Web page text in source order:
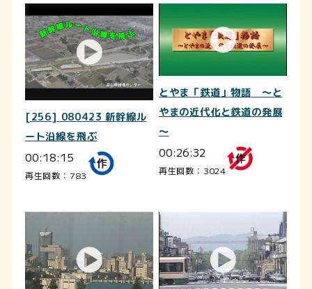
[256] 080423 新幹線ル
ート沿線を飛ぶ
00:18:15
再生回数：783
とやま「鉄道」物語 ～と
やまの近代化と鉄道の発展
～
00:26:32
再生回数：3024